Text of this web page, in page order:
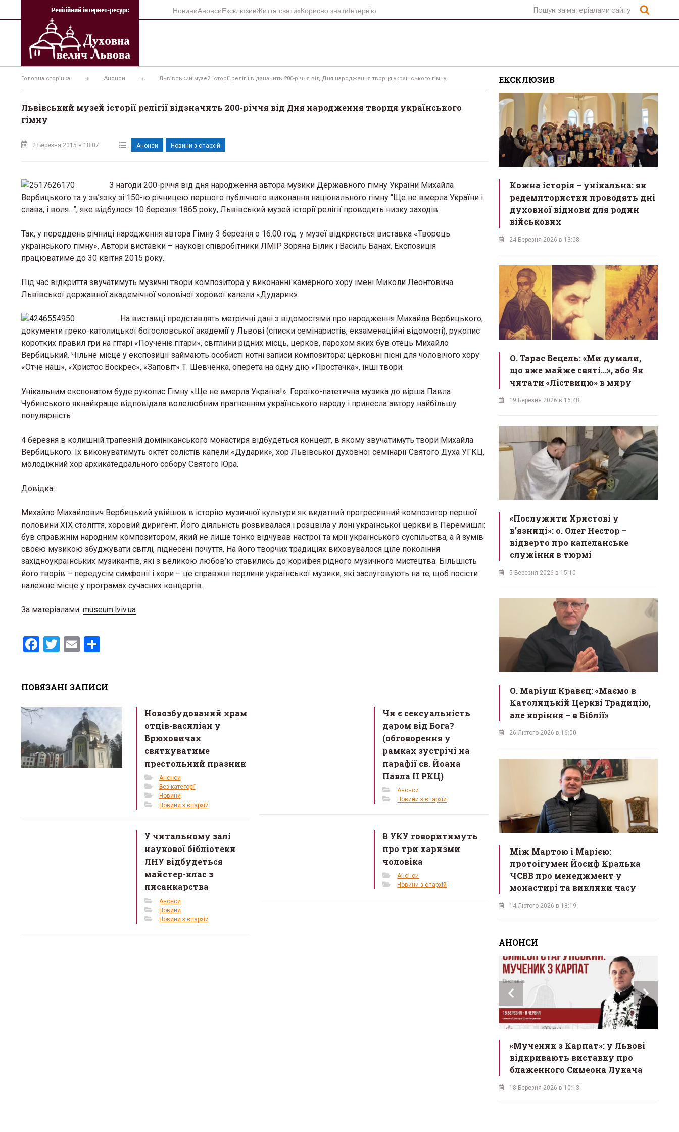
вмісту
НовиниАнонсиЕксклюзивЖиття святихКорисно знатиІнтерв’ю
Головна сторінка Анонси Львівський музей історії релігії відзначить 200-річчя від Дня народження творця українського гімну
Львівський музей історії релігії відзначить 200-річчя від Дня народження творця українського
гімну
2 Березня 2015 в 18:07 Анонси Новини з єпархій
З нагоди 200-річчя від дня народження автора музики Державного гімну України Михайла
Вербицького та у зв’язку зі 150-ю річницею першого публічного виконання національного гімну “Ще не вмерла України і
слава, і воля…”, яке відбулося 10 березня 1865 року, Львівський музей історії релігії проводить низку заходів.
Так, у переддень річниці народження автора Гімну 3 березня о 16.00 год. у музеї відкриється виставка «Творець
українського гімну». Автори виставки – наукові співробітники ЛМІР Зоряна Білик і Василь Банах. Експозиція
працюватиме до 30 квітня 2015 року.
Під час відкриття звучатимуть музичні твори композитора у виконанні камерного хору імені Миколи Леонтовича
Львівської державної академічної чоловічої хорової капели «Дударик».
На виставці представлять метричні дані з відомостями про народження Михайла Вербицького,
документи греко-католицької богословської академії у Львові (списки семінаристів, екзаменаційні відомості), рукопис
коротких правил гри на гітарі «Поученіє гітари», світлини рідних місць, церков, парохом яких був отець Михайло
Вербицький. Чільне місце у експозиції займають особисті нотні записи композитора: церковні пісні для чоловічого хору
«Отче наш», «Христос Воскрес», «Заповіт» Т. Шевченка, оперета на одну дію «Простачка», інші твори.
Унікальним експонатом буде рукопис Гімну «Ще не вмерла Україна!». Героїко-патетична музика до вірша Павла
Чубинського якнайкраще відповідала волелюбним прагненням українського народу і принесла автору найбільшу
популярність.
4 березня в колишній трапезній домініканського монастиря відбудеться концерт, в якому звучатимуть твори Михайла
Вербицького. Їх виконуватимуть октет солістів капели «Дударик», хор Львівської духовної семінарії Святого Духа УГКЦ,
молодіжний хор архикатедрального собору Святого Юра.
Довідка:
Михайло Михайлович Вербицький увійшов в історію музичної культури як видатний прогресивний композитор першої
половини XIX століття, хоровий диригент. Його діяльність розвивалася і розцвіла у лоні української церкви в Перемишлі:
був справжнім народним композитором, який не лише тонко відчував настрої та мрії українського суспільства, а й зумів
своєю музикою збуджувати світлі, піднесені почуття. На його творчих традиціях виховувалося ціле покоління
західноукраїнських музикантів, які з великою любов’ю ставились до корифея рідного музичного мистецтва. Більшість
його творів – передусім симфонії і хори – це справжні перлини української музики, які заслуговують на те, щоб посісти
належне місце у програмах сучасних концертів.
За матеріалами: museum.lviv.ua
F
b
o
o
k
T
er
E
e
ПОВЯЗАНІ ЗАПИСИ
Новозбудований храм
отців-василіан у
Брюховичах
святкуватиме
престольний празник
Анонси
Без категорії
Новини
Новини з єпархій
Чи є сексуальність
даром від Бога?
(обговорення у
рамках зустрічі на
парафії св. Йоана
Павла II РКЦ)
Анонси
Новини з єпархій
У читальному залі
наукової бібліотеки
ЛНУ відбудеться
майстер-клас з
писанкарства
Анонси
Новини
Новини з єпархій
В УКУ говоритимуть
про три харизми
чоловіка
Анонси
Новини з єпархій
ЕКСКЛЮЗИВ
Кожна історія – унікальна: як
редемптористки проводять дні
духовної віднови для родин
військових
24 Березня 2026 в 13:08
О. Тарас Бецель: «Ми думали,
що вже майже святі...», або Як
читати «Ліствицю» в миру
19 Березня 2026 в 16:48
«Послужити Христові у
вʼязниці»: о. Олег Нестор –
відверто про капеланське
служіння в тюрмі
5 Березня 2026 в 15:10
О. Маріуш Кравєц: «Маємо в
Католицькій Церкві Традицію,
але коріння – в Біблії»
26 Лютого 2026 в 16:00
Між Мартою і Марією:
протоігумен Йосиф Кралька
ЧСВВ про менеджмент у
монастирі та виклики часу
14 Лютого 2026 в 18:19
АНОНСИ
«Мученик з Карпат»: у Львові
відкривають виставку про
блаженного Симеона Лукача
18 Березня 2026 в 10:13